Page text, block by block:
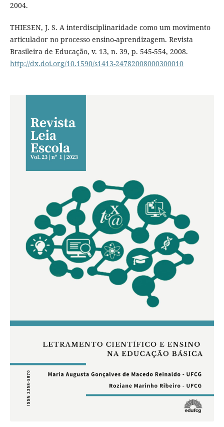
2004.
THIESEN, J. S. A interdisciplinaridade como um movimento
articulador no processo ensino-aprendizagem. Revista
Brasileira de Educação, v. 13, n. 39, p. 545-554, 2008.
http://dx.doi.org/10.1590/s1413-24782008000300010